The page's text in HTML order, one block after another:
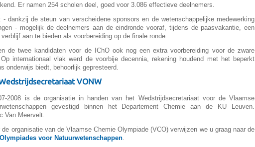
Er namen 254 scholen deel, goed voor 3.086 effectieve deelnemers.
dankzij de steun van verscheidene sponsors en de wetenschappelijke medewerking
- mogelijk de deelnemers aan de eindronde vooraf, tijdens de paasvakantie, een
aan te bieden als voorbereiding op de finale ronde.
de twee kandidaten voor de IChO ook nog een extra voorbereiding voor de zware
internationaal vlak werd de voorbije decennia, rekening houdend met het beperkt
onderwijs biedt, behoorlijk gepresteerd.
VONW
2008 is de organisatie in handen van het Wedstrijdsecretariaat voor de Vlaamse
gevestigd binnen het Departement Chemie aan de KU Leuven.
Van Meervelt.
organisatie van de Vlaamse Chemie Olympiade (VCO) verwijzen we u graag naar de
voor Natuurwetenschappen